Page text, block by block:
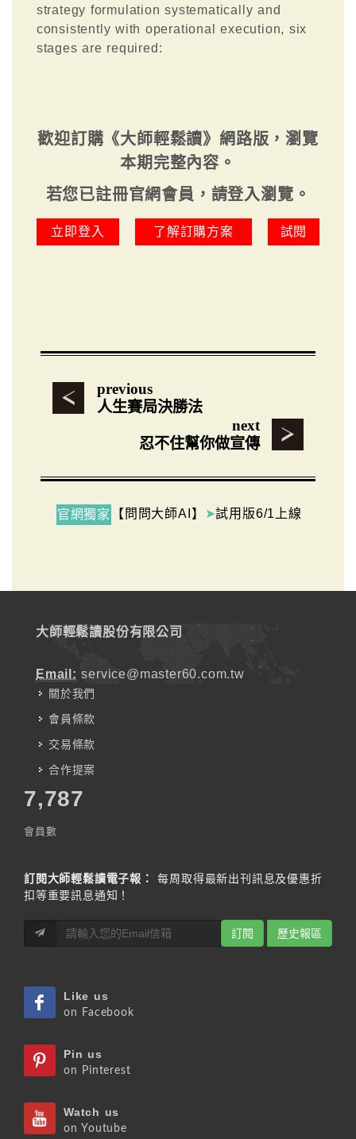
strategy formulation systematically and
consistently with operational execution, six
stages are required:
歡迎訂購《大師輕鬆讀》網路版，瀏覽
本期完整內容。
若您已註冊官網會員，請登入瀏覽。
立即登入 了解訂購方案 試閱
previous
人生賽局決勝法
next
忍不住幫你做宣傳
官網獨家 【問問大師AI】 ➤試用版6/1上線
大師輕鬆讀股份有限公司
Email: service@master60.com.tw
關於我們
會員條款
交易條款
合作提案
7,787
會員數
訂閱大師輕鬆讀電子報：
每周取得最新出刊訊息及優惠折
扣等重要訊息通知！
訂閱 歷史報區
Like us
on Facebook
Pin us
on Pinterest
Watch us
on Youtube